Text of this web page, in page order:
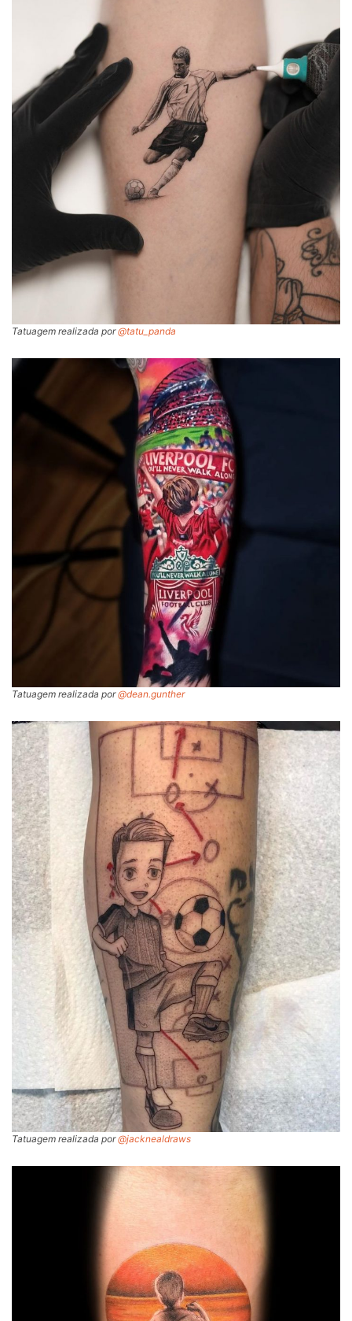
Tatuagem realizada por@tatu_panda
Tatuagem realizada por@dean.gunther
Tatuagem realizada por@jacknealdraws